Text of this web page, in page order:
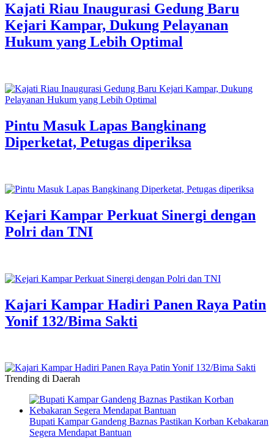
Kajati Riau Inaugurasi Gedung Baru
Kejari Kampar, Dukung Pelayanan
Hukum yang Lebih Optimal
Pintu Masuk Lapas Bangkinang
Diperketat, Petugas diperiksa
Kejari Kampar Perkuat Sinergi dengan
Polri dan TNI
Kajari Kampar Hadiri Panen Raya Patin
Yonif 132/Bima Sakti
Trending di Daerah
Bupati Kampar Gandeng Baznas Pastikan Korban Kebakaran
Segera Mendapat Bantuan